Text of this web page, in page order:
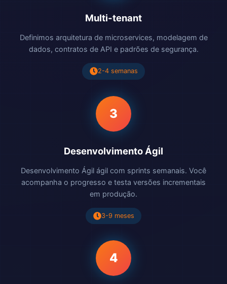
Multi-tenant
Definimos arquitetura de microservices, modelagem de
dados, contratos de API e padrões de segurança.
2-4 semanas
3
Desenvolvimento Ágil
Desenvolvimento Ágil ágil com sprints semanais. Você
acompanha o progresso e testa versões incrementais
em produção.
3-9 meses
4